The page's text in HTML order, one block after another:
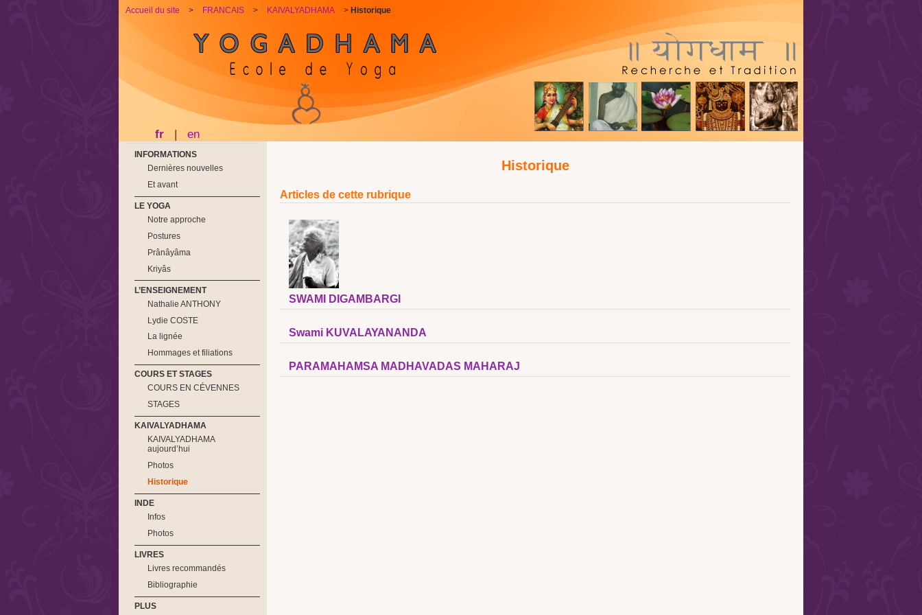
fr | en
Accueil du site > FRANCAIS > KAIVALYADHAMA > Historique
Historique
Articles de cette rubrique
SWAMI DIGAMBARGI
Swami KUVALAYANANDA
PARAMAHAMSA MADHAVADAS MAHARAJ
INFORMATIONS
Dernières nouvelles
Et avant
LE YOGA
Notre approche
Postures
Prânâyâma
Kriyâs
L’ENSEIGNEMENT
Nathalie ANTHONY
Lydie COSTE
La lignée
Hommages et filiations
COURS ET STAGES
COURS EN CÉVENNES
STAGES
KAIVALYADHAMA
KAIVALYADHAMA
aujourd’hui
Photos
Historique
INDE
Infos
Photos
LIVRES
Livres recommandés
Bibliographie
PLUS